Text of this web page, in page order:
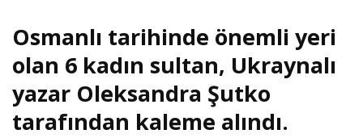
Osmanlı tarihinde önemli yeri
olan 6 kadın sultan, Ukraynalı
yazar Oleksandra Şutko
tarafından kaleme alındı.